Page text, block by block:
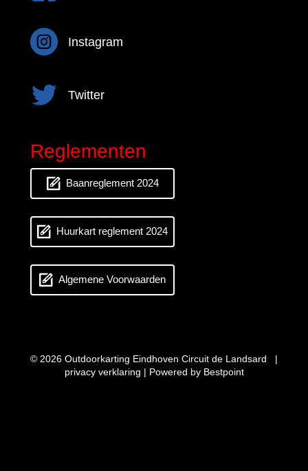
InstagramInstagram
Twitter Twitter
Reglementen
Baanreglement 2024
Huurkart reglement 2024
Algemene Voorwaarden
© 2026 Outdoorkarting Eindhoven Circuit de Landsard |
privacy verklaring | Powered by Bestpoint